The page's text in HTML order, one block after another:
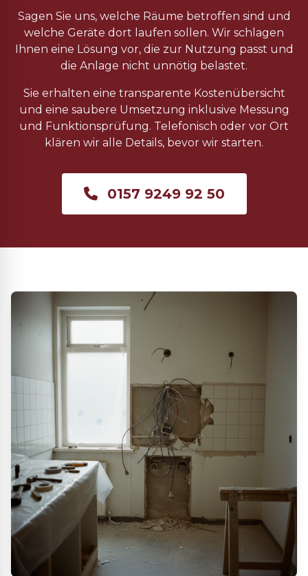
Sagen Sie uns, welche Räume betroffen sind und
welche Geräte dort laufen sollen. Wir schlagen
Ihnen eine Lösung vor, die zur Nutzung passt und
die Anlage nicht unnötig belastet.
Sie erhalten eine transparente Kostenübersicht
und eine saubere Umsetzung inklusive Messung
und Funktionsprüfung. Telefonisch oder vor Ort
klären wir alle Details, bevor wir starten.
0157 9249 92 50